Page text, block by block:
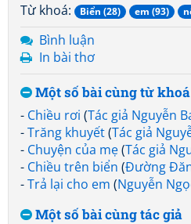
Từ khoá: Biển (28) em (93)
Bình luận
In bài thơ
Một số bài cùng từ khoá
- Chiều rơi (Tác giả Nguyễn
-Trăng khuyết(Tác giả
- Chuyện của mẹ(Tác giả
- Chiều trên biển (Đường
-Trả lại cho em (Nguyễn
Một số bài cùng tác giả